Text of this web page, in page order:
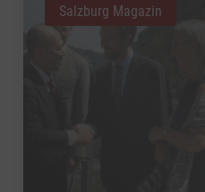
Salzburg Magazin